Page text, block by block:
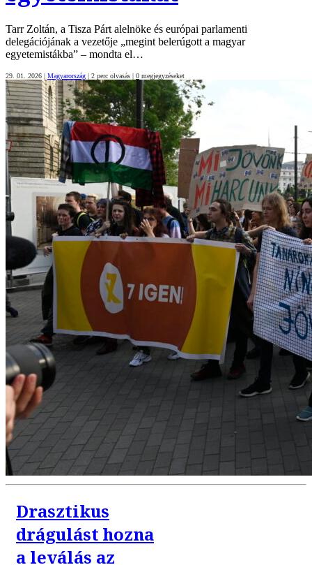
Tarr Zoltán, a Tisza Párt alelnöke és európai parlamenti
delegációjának a vezetője „megint belerúgott a magyar
egyetemistákba” – mondta el…
29. 01. 2026 | Magyarország | 2 perc olvasás | 0 megjegyzéseket
Drasztikus
drágulást hozna
a leválás az